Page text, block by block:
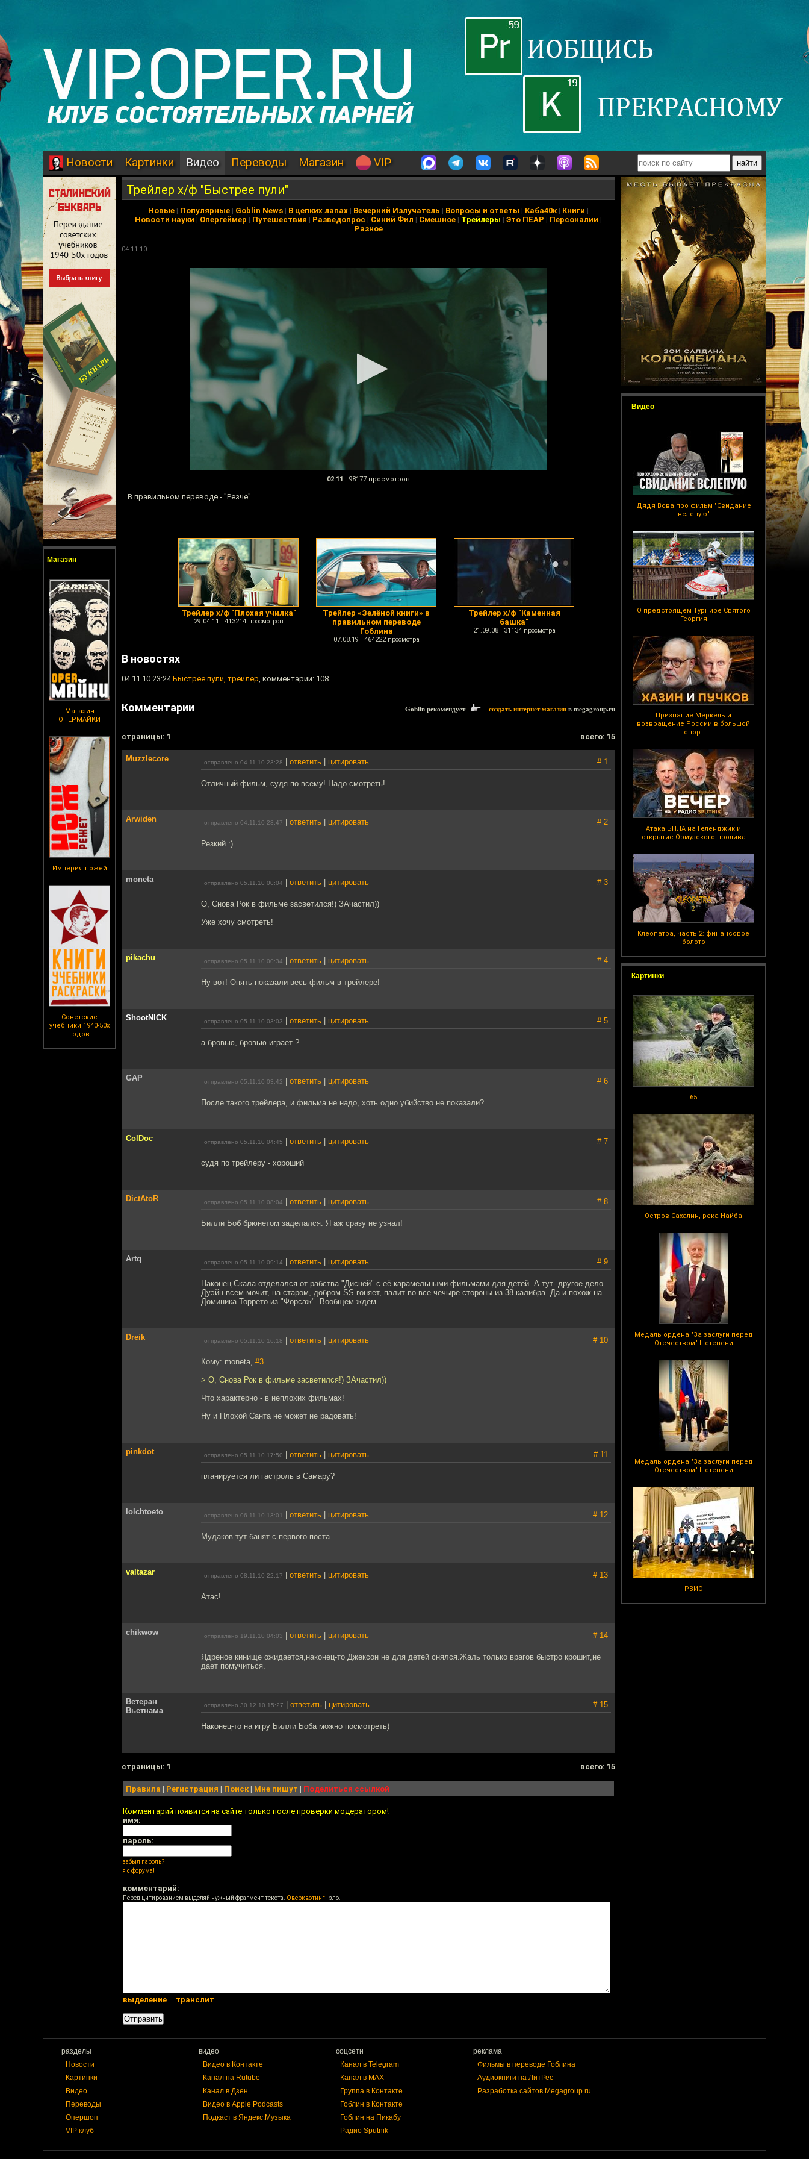
Новости Картинки Видео Переводы Магазин VIP
Магазин
Магазин
ОПЕРМАЙКИ
Империя ножей
Советские
учебники 1940-50х
годов
Видео
Дядя Вова про фильм "Свидание
вслепую"
О предстоящем Турнире Святого
Георгия
Признание Меркель и
возвращение России в большой
спорт
Атака БПЛА на Геленджик и
открытие Ормузского пролива
Клеопатра, часть 2: финансовое
болото
Картинки
65
Остров Сахалин, река Найба
Медаль ордена "За заслуги перед
Отечеством" II степени
Медаль ордена "За заслуги перед
Отечеством" II степени
РВИО
Трейлер х/ф "Быстрее пули"
Новые | Популярные | Goblin News | В цепких лапах | Вечерний Излучатель | Вопросы и ответы | Каба40к| Книги |
Новости науки | Опергеймер | Путешествия | Разведопрос | Синий Фил | Смешное | Трейлеры | Это ПЕАР | Персоналии |
Разное
04.11.10
02:11 | 98177 просмотров
В правильном переводе - "Резче".
Трейлер х/ф "Плохая училка"
29.04.11 413214 просмотров
Трейлер «Зелёной книги» в
правильном переводе
Гоблина
07.08.19 464222 просмотра
Трейлер х/ф "Каменная
башка"
21.09.08 31134 просмотра
В новостях
04.11.10 23:24Быстрее пули, трейлер, комментарии: 108
Комментарии Goblin рекомендует создать интернет магазин в megagroup.ru
cтраницы: 1 всего: 15
Muzzlecore отправлено 04.11.10 23:28 ответить цитировать # 1
Отличный фильм, судя по всему! Надо смотреть!
Arwiden отправлено 04.11.10 23:47 ответить цитировать # 2
Резкий :)
moneta отправлено 05.11.10 00:04 ответить цитировать # 3
О, Снова Рок в фильме засветился!) ЗАчастил))
Уже хочу смотреть!
pikachu отправлено 05.11.10 00:34 ответить цитировать # 4
Ну вот! Опять показали весь фильм в трейлере!
ShootNICK отправлено 05.11.10 03:03 ответить цитировать # 5
а бровью, бровью играет ?
GAP отправлено 05.11.10 03:42 ответить цитировать # 6
После такого трейлера, и фильма не надо, хоть одно убийство не показали?
ColDoc отправлено 05.11.10 04:45 ответить цитировать # 7
судя по трейлеру - хороший
DictAtoR отправлено 05.11.10 08:04 ответить цитировать # 8
Билли Боб брюнетом заделался. Я аж сразу не узнал!
Artq отправлено 05.11.10 09:14 ответить цитировать # 9
Наконец Скала отделался от рабства "Дисней" с её карамельными фильмами для детей. А тут- другое дело.
Дуэйн всем мочит, на старом, добром SS гоняет, палит во все чечыре стороны из 38 калибра. Да и похож на
Доминика Торрето из "Форсаж". Вообщем ждём.
Dreik отправлено 05.11.10 16:18 ответить цитировать # 10
Кому: moneta, #3
> О, Снова Рок в фильме засветился!) ЗАчастил))
Что характерно - в неплохих фильмах!
Ну и Плохой Санта не может не радовать!
pinkdot отправлено 05.11.10 17:50 ответить цитировать # 11
планируется ли гастроль в Самару?
lolchtoeto отправлено 06.11.10 13:01 ответить цитировать # 12
Мудаков тут банят с первого поста.
valtazar отправлено 08.11.10 22:17 ответить цитировать # 13
Атас!
chikwow отправлено 19.11.10 04:03 ответить цитировать # 14
Ядреное кинище ожидается,наконец-то Джексон не для детей снялся.Жаль только врагов быстро крошит,не
дает помучиться.
Ветеран
Вьетнама
отправлено 30.12.10 15:27 ответить цитировать # 15
Наконец-то на игру Билли Боба можно посмотреть)
cтраницы: 1 всего: 15
Правила | Регистрация | Поиск| Мне пишут | Поделиться ссылкой
Комментарий появится на сайте только после проверки модератором!
имя:
пароль:
забыл пароль?
я с форума!
комментарий:
Перед цитированием выделяй нужный фрагмент текста. Оверквотинг- зло.
выделение транслит
разделы
Новости
Картинки
Видео
Переводы
Опершоп
VIP клуб
видео
Видео в Контакте
Канал на Rutube
Канал в Дзен
Видео в Apple Podcasts
Подкаст в Яндекс.Музыка
соцсети
Канал в Telegram
Канал в MAX
Группа в Контакте
Гоблин в Контакте
Гоблин на Пикабу
Радио Sputnik
реклама
Фильмы в переводе Гоблина
Аудиокниги на ЛитРес
Разработка сайтов Megagroup.ru